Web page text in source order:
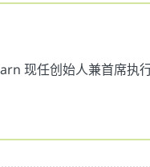
现任创始人兼首席执